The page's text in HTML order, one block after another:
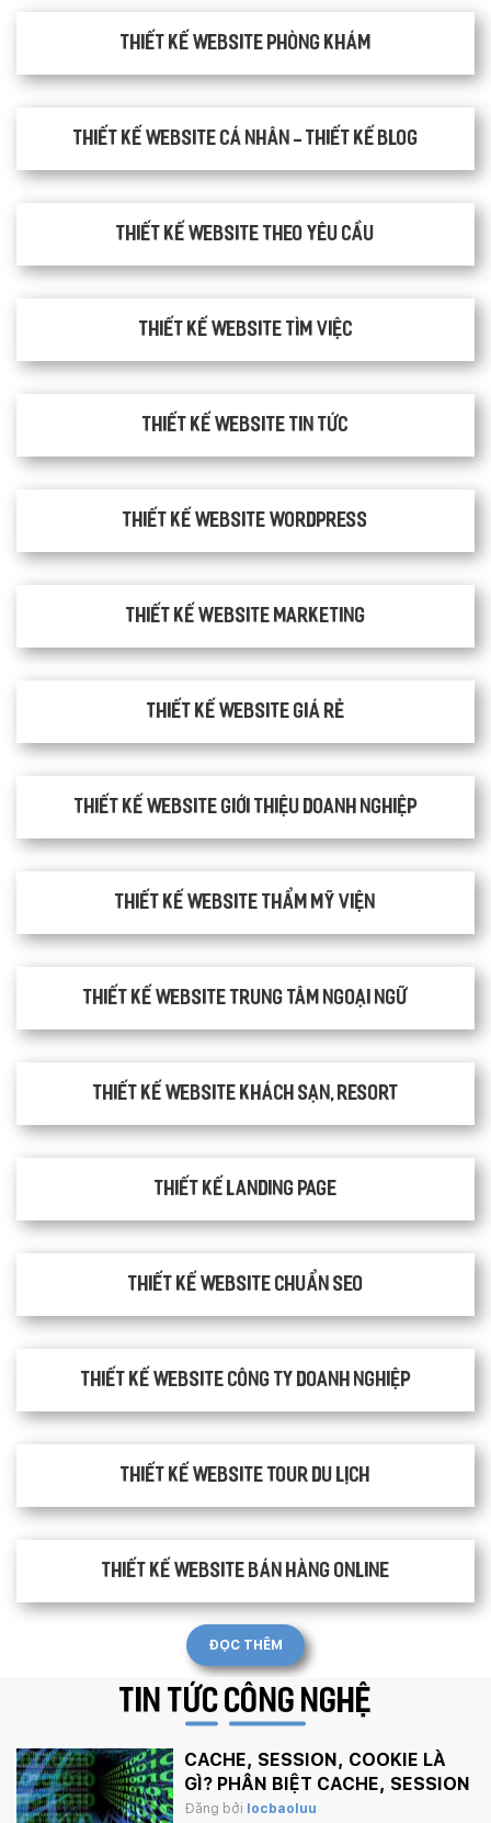
thiết kế website phòng khám
Thiết kế website cá nhân - Thiết kế blog
Thiết kế website theo yêu cầu
thiết kế website tìm việc
Thiết kế website tin tức
Thiết kế website WordPress
Thiết kế Website Marketing
Thiết kế website giá rẻ
Thiết kế website giới thiệu doanh nghiệp
Thiết kế website thẩm mỹ viện
Thiết kế website trung tâm ngoại ngữ
Thiết kế website khách sạn, resort
Thiết kế Landing Page
Thiết kế website chuẩn SEO
Thiết kế website công ty doanh nghiệp
Thiết kế website tour du lịch
Thiết kế website bán hàng Online
ĐỌC THÊM
TIN TỨCCÔNG NGHỆ
CACHE, SESSION, COOKIE LÀ
GÌ? PHÂN BIỆT CACHE, SESSION
VÀ COOKIE
Đăng bởi locbaoluu